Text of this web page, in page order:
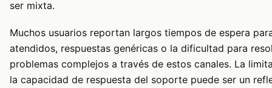
ser mixta.
Muchos usuarios reportan largos tiempos de espera
atendidos, respuestas genéricas o la dificultad para
problemas complejos a través de estos canales. La
la capacidad de respuesta del soporte puede ser un